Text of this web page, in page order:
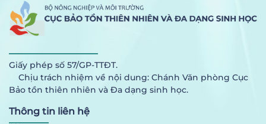
Giấy phép số 57/GP-TTĐT.
Chịu trách nhiệm về nội dung: Chánh Văn phòng Cục
Bảo tồn thiên nhiên và Đa dạng sinh học.
Thông tin liên hệ